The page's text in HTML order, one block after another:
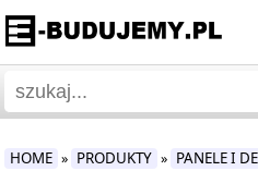
HOME » PRODUKTY » PANELE I